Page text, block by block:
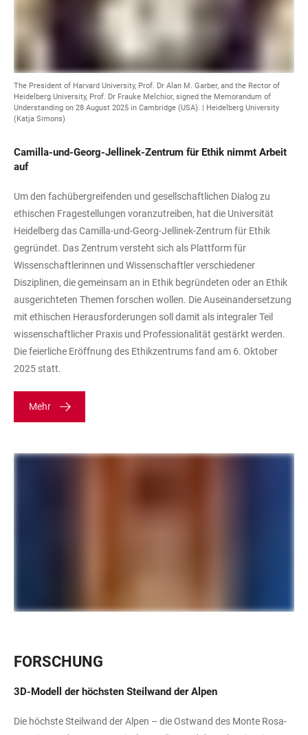
The President of Harvard University, Prof. Dr Alan M. Garber, and the Rector of
Heidelberg University, Prof. Dr Frauke Melchior, signed the Memorandum of
Understanding on 28 August 2025 in Cambridge (USA). | Heidelberg University
(Katja Simons)
Camilla-und-Georg-Jellinek-Zentrum für Ethik nimmt Arbeit
auf
Um den fachübergreifenden und gesellschaftlichen Dialog zu
ethischen Fragestellungen voranzutreiben, hat die Universität
Heidelberg das Camilla-und-Georg-Jellinek-Zentrum für Ethik
gegründet. Das Zentrum versteht sich als Plattform für
Wissenschaftlerinnen und Wissenschaftler verschiedener
Disziplinen, die gemeinsam an in Ethik begründeten oder an Ethik
ausgerichteten Themen forschen wollen. Die Auseinandersetzung
mit ethischen Herausforderungen soll damit als integraler Teil
wissenschaftlicher Praxis und Professionalität gestärkt werden.
Die feierliche Eröffnung des Ethikzentrums fand am 6. Oktober
2025 statt.
Mehr
FORSCHUNG
3D-Modell der höchsten Steilwand der Alpen
Die höchste Steilwand der Alpen – die Ostwand des Monte Rosa-